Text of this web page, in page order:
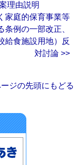
理由説明
家庭的保育事業等
例の一部改正、
給食施設用地）反
対討論 >>
ジの先頭にもどる